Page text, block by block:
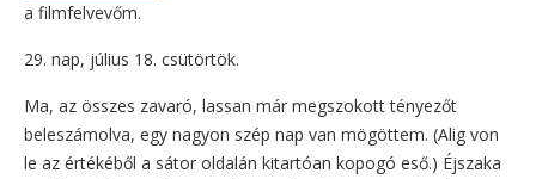
a filmfelvevőm.
29. nap, július 18. csütörtök.
Ma, az összes zavaró, lassan már megszokott tényezőt
beleszámolva, egy nagyon szép nap van mögöttem. (Alig von
le az értékéből a sátor oldalán kitartóan kopogó eső.) Éjszaka